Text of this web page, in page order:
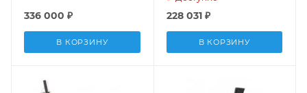
336 000 ₽
В КОРЗИНУ
228 031₽
В КОРЗИНУ